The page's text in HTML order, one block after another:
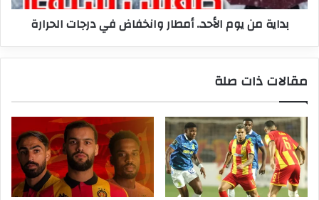
الحرارة
بداية من يوم الأحد.. أمطار وانخفاض في درجات الحرارة
مقالات ذات صلة